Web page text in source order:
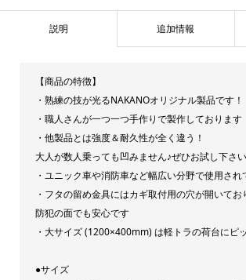
用
保
管
箱
頑
丈
重
説明 追加情報
【商品の特徴】
・熟練の技が光るNAKANOオリジナル製品です！
・職人さんが一つ一つ手作りで製作しております
・他製品とは強度＆耐久性が全く違う！
大人が数人乗っても凹みません♪ぜひお試し下さい
・ユニック車や消防車など幅広い分野で使用され
・フタの留め金具にはカギ取付用の穴が開いてお
防犯の面でも安心です
・大サイズ (1200×400mm) は軽トラの荷台にピ
●サイズ